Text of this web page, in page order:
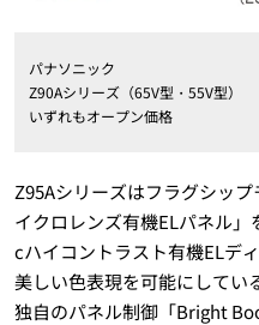
パナソニック
Z90Aシリーズ（65V型・55V型）
いずれもオープン価格
Z95Aシリーズはフラグシッ
イクロレンズ有機ELパネル
cハイコントラスト有機ELデ
美しい色表現を可能にしてい
独自のパネル制御「Bright